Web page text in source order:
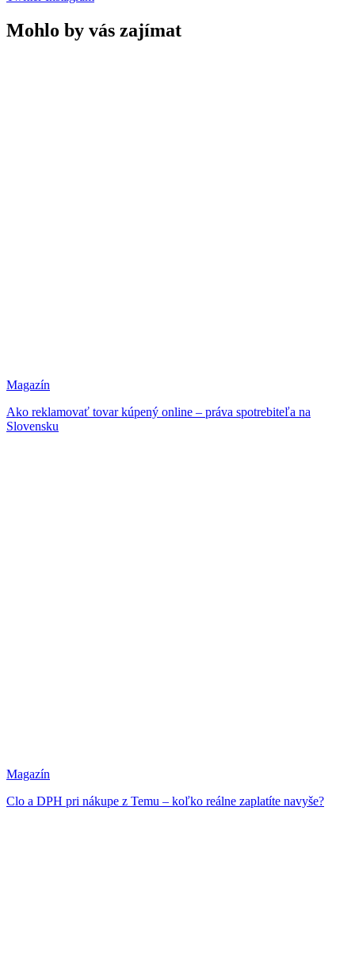
Mohlo by vás zajímat
Magazín
Ako reklamovať tovar kúpený online – práva spotrebiteľa na
Slovensku
Magazín
Clo a DPH pri nákupe z Temu – koľko reálne zaplatíte navyše?